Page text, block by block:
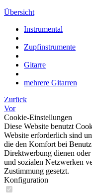
Übersicht
Instrumental
Zupfinstrumente
Gitarre
mehrere Gitarren
Zurück
Vor
Cookie-Einstellungen
Diese Website benutzt
Website erforderlich sind
die den Komfort bei
Direktwerbung dienen
und sozialen Netzwerken
Zustimmung gesetzt.
Konfiguration